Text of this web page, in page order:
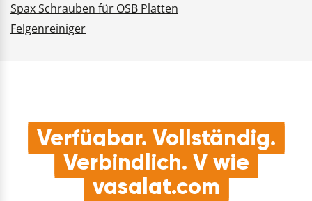
Spax Schrauben für OSB Platten
Felgenreiniger
Verfügbar. Vollständig.
Verbindlich. V wie
vasalat.com